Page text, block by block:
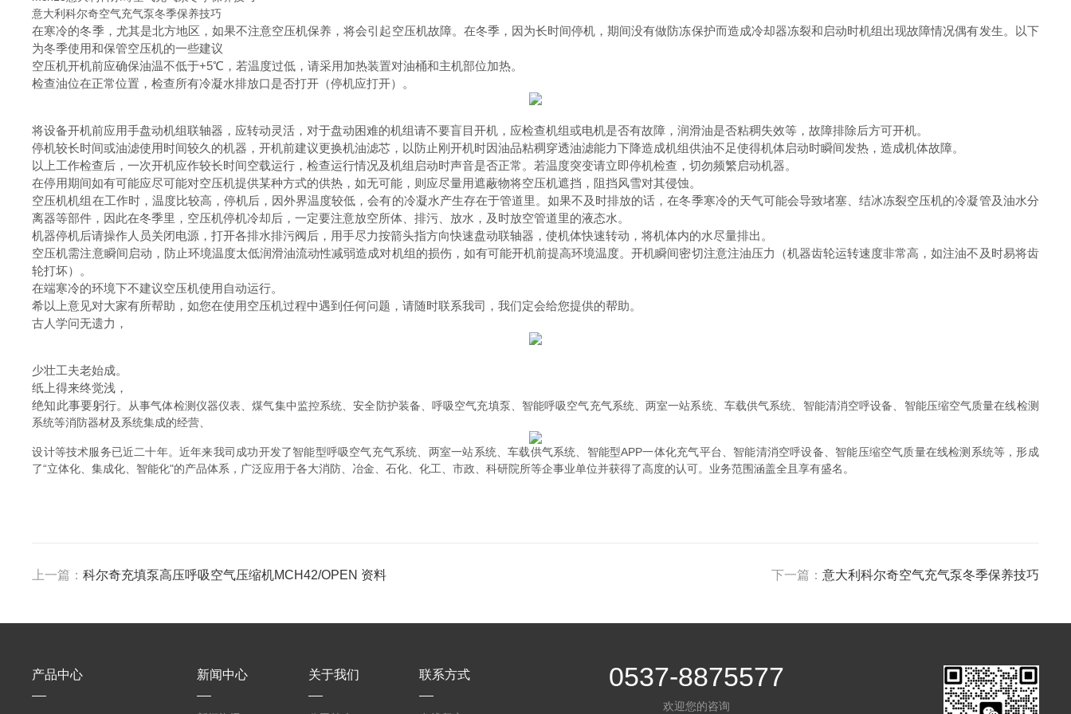
意大利科尔奇空气充气泵冬季保养技巧
在寒冷的冬季，尤其是北方地区，如果不注意空压机保养，将会引起空压机故障。在冬季，因为长时间停机，期间没有做防冻保护而造成冷却器冻裂和启动时机组出现故障情况偶有发生。以下
为冬季使用和保管空压机的一些建议
空压机开机前应确保油温不低于+5℃，若温度过低，请采用加热装置对油桶和主机部位加热。
检查油位在正常位置，检查所有冷凝水排放口是否打开（停机应打开）。
将设备开机前应用手盘动机组联轴器，应转动灵活，对于盘动困难的机组请不要盲目开机，应检查机组或电机是否有故障，润滑油是否粘稠失效等，故障排除后方可开机。
停机较长时间或油滤使用时间较久的机器，开机前建议更换机油滤芯，以防止刚开机时因油品粘稠穿透油滤能力下降造成机组供油不足使得机体启动时瞬间发热，造成机体故障。
以上工作检查后，一次开机应作较长时间空载运行，检查运行情况及机组启动时声音是否正常。若温度突变请立即停机检查，切勿频繁启动机器。
在停用期间如有可能应尽可能对空压机提供某种方式的供热，如无可能，则应尽量用遮蔽物将空压机遮挡，阻挡风雪对其侵蚀。
空压机机组在工作时，温度比较高，停机后，因外界温度较低，会有的冷凝水产生存在于管道里。如果不及时排放的话，在冬季寒冷的天气可能会导致堵塞、结冰冻裂空压机的冷凝管及油水分
离器等部件，因此在冬季里，空压机停机冷却后，一定要注意放空所体、排污、放水，及时放空管道里的液态水。
机器停机后请操作人员关闭电源，打开各排水排污阀后，用手尽力按箭头指方向快速盘动联轴器，使机体快速转动，将机体内的水尽量排出。
空压机需注意瞬间启动，防止环境温度太低润滑油流动性减弱造成对机组的损伤，如有可能开机前提高环境温度。开机瞬间密切注意注油压力（机器齿轮运转速度非常高，如注油不及时易将齿
轮打坏）。
在端寒冷的环境下不建议空压机使用自动运行。
希以上意见对大家有所帮助，如您在使用空压机过程中遇到任何问题，请随时联系我司，我们定会给您提供的帮助。
古人学问无遗力，
少壮工夫老始成。
纸上得来终觉浅，
绝知此事要躬行。
从事气体检测仪器仪表、煤气集中监控系统、安全防护装备、呼吸空气充填泵、智能呼吸空气充气系统、两室一站系统、车载供气系统、智能清消空呼设备、智能压缩空气质量在线检测
系统等消防器材及系统集成的经营、
设计等技术服务已近二十年。近年来我司成功开发了智能型呼吸空气充气系统、两室一站系统、车载供气系统、智能型APP一体化充气平台、智能清消空呼设备、智能压缩空气质量在线检测系统等，形成
了“立体化、集成化、智能化"的产品体系，广泛应用于各大消防、冶金、石化、化工、市政、科研院所等企事业单位并获得了高度的认可。业务范围涵盖全且享有盛名。
上一篇：科尔奇充填泵高压呼吸空气压缩机MCH42/OPEN 资料 下一篇： 意大利科尔奇空气充气泵冬季保养技巧
产品中心 新闻中心 关于我们 联系方式 0537-8875577
欢迎您的咨询